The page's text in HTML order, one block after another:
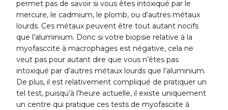
permet pas de savoir si vous êtes intoxiqué par le
mercure, le cadmium, le plomb, ou d’autres métaux
lourds. Ces métaux peuvent être tout autant nocifs
que l’aluminium. Donc si votre biopsie relative à la
myofasccite à macrophages est négative, cela ne
veut pas pour autant dire que vous n’êtes pas
intoxiqué par d’autres métaux lourds que l’aluminium.
De plus, il est relativement compliqué de pratiquer un
tel test, puisqu’à l’heure actuelle, il existe uniquement
un centre qui pratique ces tests de myofasciite à